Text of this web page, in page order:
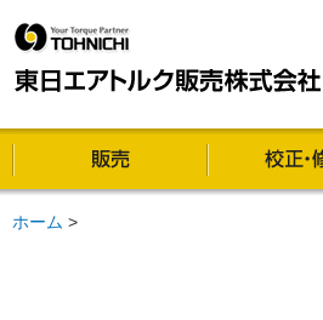
販売
ホーム >